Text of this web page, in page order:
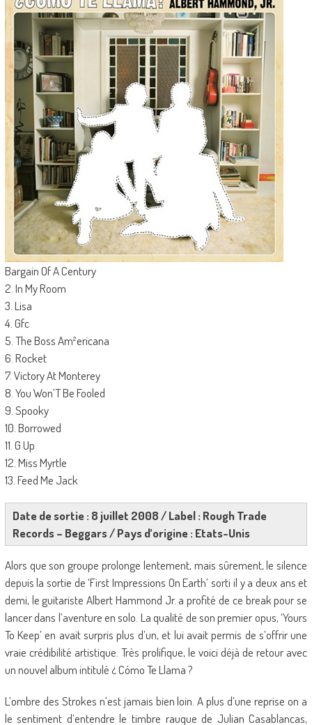
Bargain Of A Century
2. In My Room
3. Lisa
4. Gfc
5. The Boss Am²ericana
6. Rocket
7. Victory At Monterey
8. You Won’T Be Fooled
9. Spooky
10. Borrowed
11. G Up
12. Miss Myrtle
13. Feed Me Jack
Date de sortie : 8 juillet 2008 / Label : Rough Trade
Records – Beggars / Pays d’origine : Etats-Unis
Alors que son groupe prolonge lentement, mais sûrement, le silence
depuis la sortie de ‘First Impressions On Earth’ sorti il y a deux ans et
demi, le guitariste Albert Hammond Jr. a profité de ce break pour se
lancer dans l’aventure en solo. La qualité de son premier opus, ‘Yours
To Keep’ en avait surpris plus d’un, et lui avait permis de s’offrir une
vraie crédibilité artistique. Très prolifique, le voici déjà de retour avec
un nouvel album intitulé ¿ Cómo Te Llama ?
L’ombre des Strokes n’est jamais bien loin. A plus d’une reprise on a
le sentiment d’entendre le timbre rauque de Julian Casablancas,